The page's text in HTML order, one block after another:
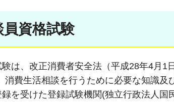
資格試験
は、改正消費者安全法（平成28年4月1
消費生活相談を行うために必要な知識
を受けた登録試験機関(独立行政法人